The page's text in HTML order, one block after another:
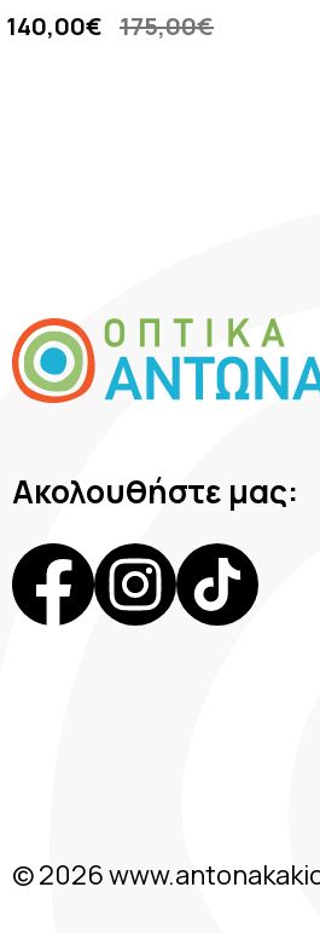
140,00€ 175,00€
Ακολουθήστε μας:
© 2026